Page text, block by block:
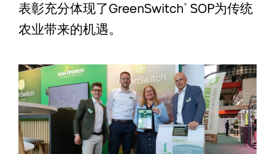
表彰充分体现了GreenSwitch ®
SOP为传统
农业带来的机遇。